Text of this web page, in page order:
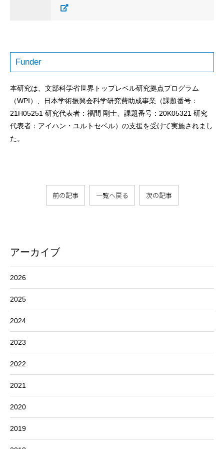
アーカイブ
2026
2025
2024
2023
2022
2021
2020
2019
Funder
本研究は、文部科学省世界トップレベル研究拠点プログラム
（WPI）、日本学術振興会科学研究費助成事業（課題番号：
21H05251 研究代表者：福間 剛士、課題番号：20K05321 研究
代表者：アイハン・ユルトセベル）の支援を受けて実施されまし
た。
前の記事 一覧へ戻る 次の記事